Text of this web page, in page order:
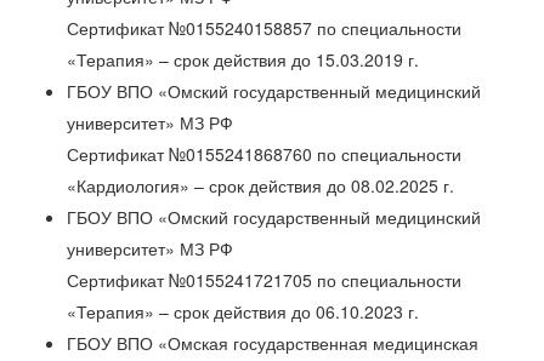
Сертификат №0155240158857 по специальности
«Терапия» – срок действия до 15.03.2019 г.
ГБОУ ВПО «Омский государственный медицинский
университет» МЗ РФ
Сертификат №0155241868760 по специальности
«Кардиология» – срок действия до 08.02.2025 г.
ГБОУ ВПО «Омский государственный медицинский
университет» МЗ РФ
Сертификат №0155241721705 по специальности
«Терапия» – срок действия до 06.10.2023 г.
ГБОУ ВПО «Омская государственная медицинская